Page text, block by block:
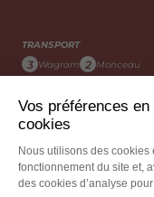
TRANSPORT
3 Wagram 2 Monceau